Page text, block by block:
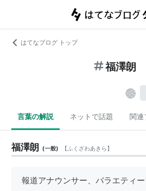
はてなブログ トップ
福澤朗
言葉の解説 ネットで話題 関連
福澤朗 (一般) 【ふくざわあきら】
報道アナウンサー、バラエティ